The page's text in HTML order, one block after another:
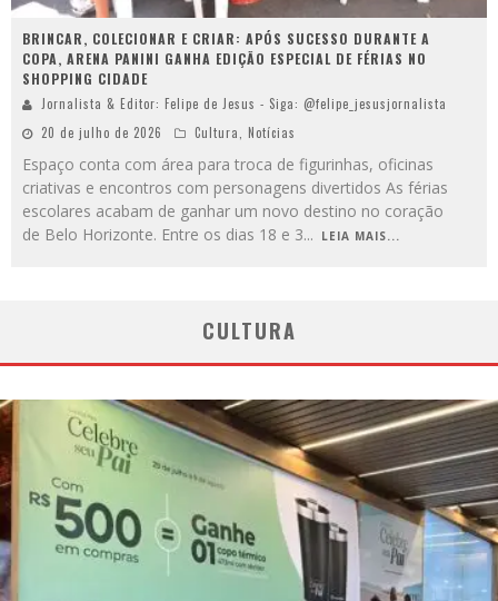
BRINCAR, COLECIONAR E CRIAR: APÓS SUCESSO DURANTE A
COPA, ARENA PANINI GANHA EDIÇÃO ESPECIAL DE FÉRIAS NO
SHOPPING CIDADE
Jornalista & Editor: Felipe de Jesus - Siga: @felipe_jesusjornalista
20 de julho de 2026
Cultura Notícias
Espaço conta com área para troca de figurinhas, oficinas
criativas e encontros com personagens divertidos As férias
escolares acabam de ganhar um novo destino no coração
de Belo Horizonte. Entre os dias 18 e 3... LEIA MAIS...
CULTURA